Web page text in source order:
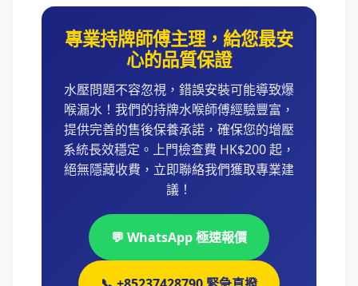
專業持牌師傅主理，給您最安
心的品質保證
水壓問題不容忽視，錯誤安裝可能導致爆
喉漏水！我們的持牌水喉師傅經驗豐富，
提供完善的售後保養承諾，確保您的增壓
系統長效穩定。上門檢查費 HK$200 起，
絕無隱藏收費，立即聯絡我們獲取專業建
議！
💬 WhatsApp 極速報價